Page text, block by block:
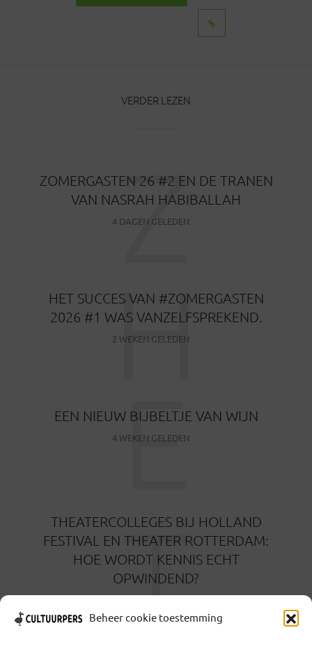
Beheer cookie toestemming
VERDER LEZEN
ZOMERGASTEN 26 #2 EN DE TRANEN
VAN NASRAH HABIBALLAH
4 DAGEN GELEDEN
Z
HET SUCCES VAN #ZOMERGASTEN
2026 #1 WAS VANZELFSPREKEND.
2 WEKEN GELEDEN
H
EEN NIEUW BIJBELTJE VAN WIJN
4 WEKEN GELEDEN
E
THEATERCOLLEGES BIJ HOLLAND
FESTIVAL EN THEATER ROTTERDAM:
HOE WORDT KENNIS ECHT
OPWINDEND?
T